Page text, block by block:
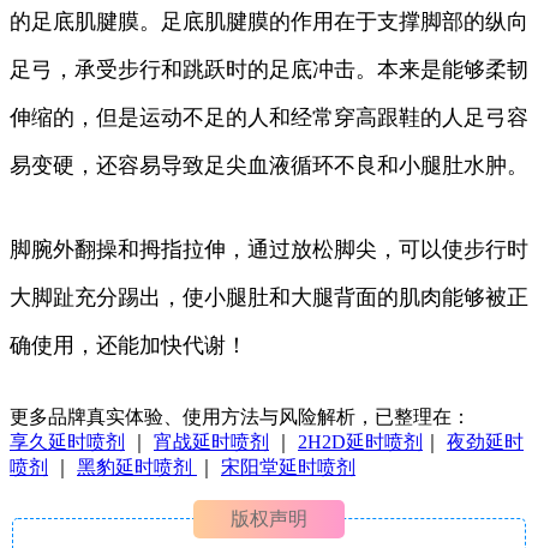
的足底肌腱膜。足底肌腱膜的作用在于支撑脚部的纵向
足弓，承受步行和跳跃时的足底冲击。本来是能够柔韧
伸缩的，但是运动不足的人和经常穿高跟鞋的人足弓容
易变硬，还容易导致足尖血液循环不良和小腿肚水肿。
脚腕外翻操和拇指拉伸，通过放松脚尖，可以使步行时
大脚趾充分踢出，使小腿肚和大腿背面的肌肉能够被正
确使用，还能加快代谢！
更多品牌真实体验、使用方法与风险解析，已整理在：
享久延时喷剂
宵战延时喷剂 2H2D延时喷剂
夜劲延时
喷剂
黑豹延时喷剂 宋阳堂延时喷剂
版权声明